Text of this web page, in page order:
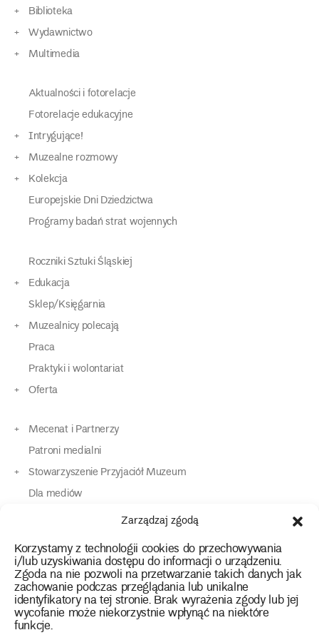
Zarządzaj zgodą
Korzystamy z technologii cookies do przechowywania
i/lub uzyskiwania dostępu do informacji o urządzeniu.
Zgoda na nie pozwoli na przetwarzanie takich danych jak
zachowanie podczas przeglądania lub unikalne
identyfikatory na tej stronie. Brak wyrażenia zgody lub jej
wycofanie może niekorzystnie wpłynąć na niektóre
funkcje.
Biblioteka
Wydawnictwo
Multimedia
Aktualności i fotorelacje
Fotorelacje edukacyjne
Intrygujące!
Muzealne rozmowy
Kolekcja
Europejskie Dni Dziedzictwa
Programy badań strat wojennych
Roczniki Sztuki Śląskiej
Edukacja
Sklep/Księgarnia
Muzealnicy polecają
Praca
Praktyki i wolontariat
Oferta
Mecenat i Partnerzy
Patroni medialni
Stowarzyszenie Przyjaciół Muzeum
Dla mediów
Dla osób o specjalnych potrzebach
Kontakt
instagram
twitterfacebookyoutube
tiktok
Polityka prywatności